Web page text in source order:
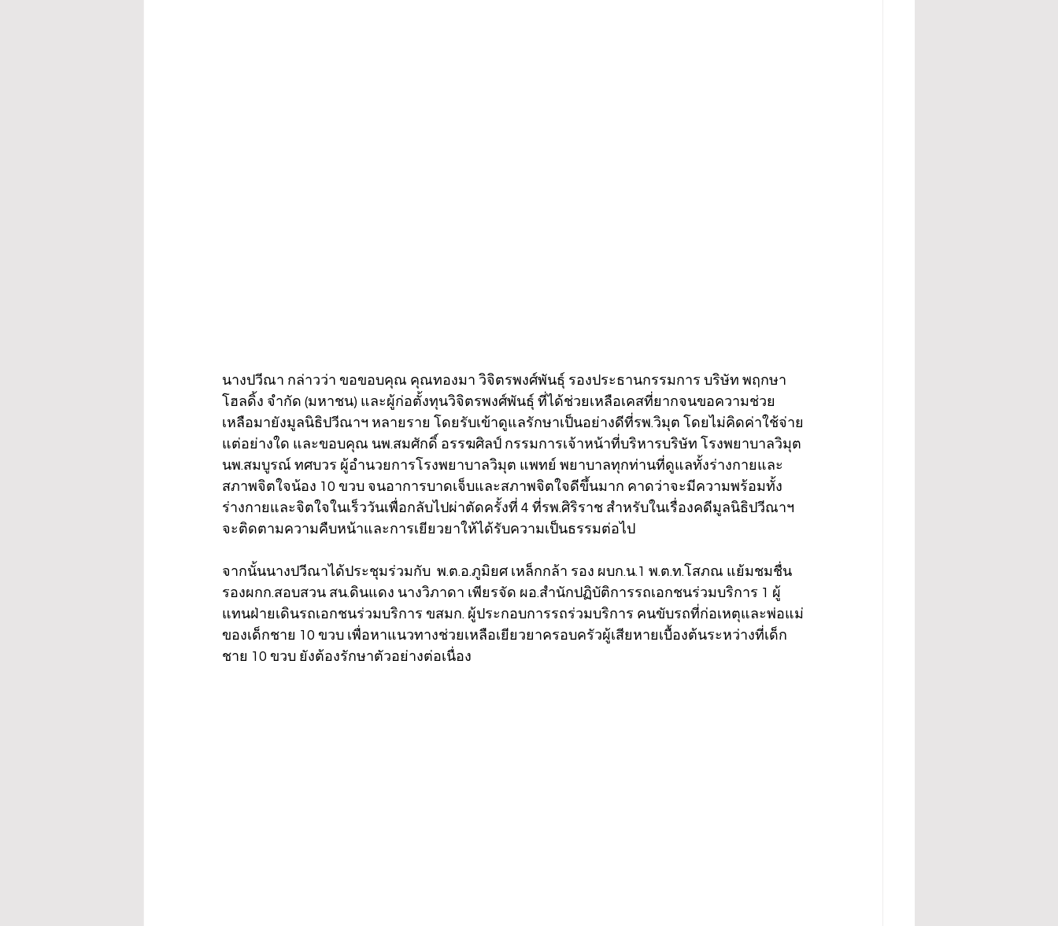
นางปวีณา กล่าวว่า ขอขอบคุณ คุณทองมา วิจิตรพงศ์พันธุ์ รองประธานกรรมการ บริษัท พฤกษา
โฮลดิ้ง จำกัด (มหาชน) และผู้ก่อตั้งทุนวิจิตรพงศ์พันธุ์ ที่ได้ช่วยเหลือเคสที่ยากจนขอความช่วย
เหลือมายังมูลนิธิปวีณาฯ หลายราย โดยรับเข้าดูแลรักษาเป็นอย่างดีที่รพ.วิมุต โดยไม่คิดค่าใช้จ่าย
แต่อย่างใด และขอบคุณ นพ.สมศักดิ์ อรรฆศิลป์ กรรมการเจ้าหน้าที่บริหารบริษัท โรงพยาบาลวิมุต
นพ.สมบูรณ์ ทศบวร ผู้อำนวยการโรงพยาบาลวิมุต แพทย์ พยาบาลทุกท่านที่ดูแลทั้งร่างกายและ
สภาพจิตใจน้อง 10 ขวบ จนอาการบาดเจ็บและสภาพจิตใจดีขึ้นมาก คาดว่าจะมีความพร้อมทั้ง
ร่างกายและจิตใจในเร็ววันเพื่อกลับไปผ่าตัดครั้งที่ 4 ที่รพ.ศิริราช สำหรับในเรื่องคดีมูลนิธิปวีณาฯ
จะติดตามความคืบหน้าและการเยียวยาให้ได้รับความเป็นธรรมต่อไป
จากนั้นนางปวีณาได้ประชุมร่วมกับ  พ.ต.อ.ภูมิยศ เหล็กกล้า รอง ผบก.น.1 พ.ต.ท.โสภณ แย้มชมชื่น
รองผกก.สอบสวน สน.ดินแดง นางวิภาดา เพียรจัด ผอ.สำนักปฏิบัติการรถเอกชนร่วมบริการ 1 ผู้
แทนฝ่ายเดินรถเอกชนร่วมบริการ ขสมก. ผู้ประกอบการรถร่วมบริการ คนขับรถที่ก่อเหตุและพ่อแม่
ของเด็กชาย 10 ขวบ เพื่อหาแนวทางช่วยเหลือเยียวยาครอบครัวผู้เสียหายเบื้องต้นระหว่างที่เด็ก
ชาย 10 ขวบ ยังต้องรักษาตัวอย่างต่อเนื่อง